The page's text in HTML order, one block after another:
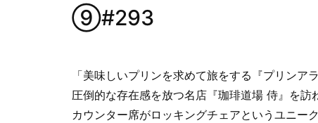
⑨#293
「美味しいプリンを求めて旅をする『プリン
圧倒的な存在感を放つ名店『珈琲道場 侍』を訪
カウンター席がロッキングチェアというユニー